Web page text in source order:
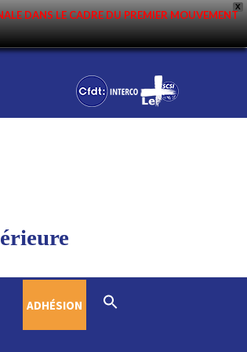
X
DANS LE CADRE DU PREMIER MOUVEMENT
ADHÉSION